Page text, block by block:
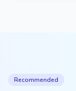
Recommended